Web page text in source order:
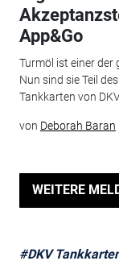
App&Go
Turmöl ist einer der
Nun sind sie Teil
Tankkarten von
von Deborah Baran
WEITERE
#DKV